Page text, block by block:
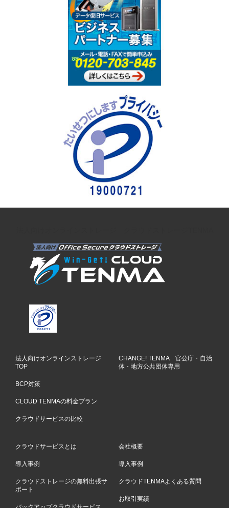
法人向けオンラインストレージ
TOP
BCP対策
CLOUD TENMAの料金プラン
クラウドサービスの比較
CHANGE! TENMA 官公庁・自治
体・地方公共団体専用
クラウドサービスとは
導入事例
クラウドストレージの無料出張サ
ポート
会社概要
導入事例
クラウドTENMAよくある質問
お取引実績